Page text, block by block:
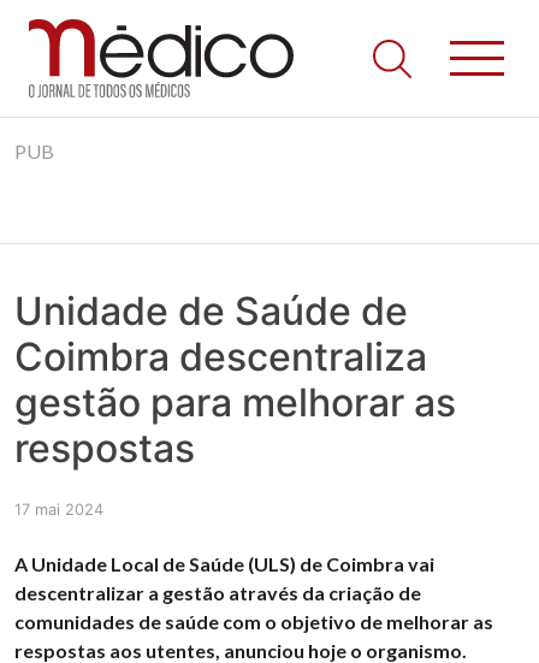
to
Jornal Médico
Médico – O Jornal de Todos os Médicos. Onde as notícias
realmente contam! Tudo o que se passa na Saúde!
PUB
Unidade de Saúde de
Coimbra descentraliza
gestão para melhorar as
respostas
17 mai 2024
A Unidade Local de Saúde (ULS) de Coimbra vai
descentralizar a gestão através da criação de
comunidades de saúde com o objetivo de melhorar as
respostas aos utentes, anunciou hoje o organismo.